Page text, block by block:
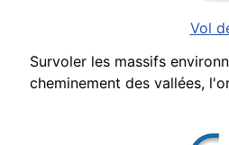
Vol
Survoler les massifs
cheminement des vallées,